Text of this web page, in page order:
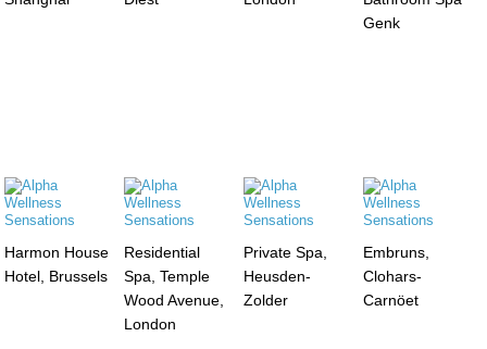
Genk
Harmon House
Hotel, Brussels
Residential
Spa, Temple
Wood Avenue,
London
Private Spa,
Heusden-
Zolder
Embruns,
Clohars-
Carnöet